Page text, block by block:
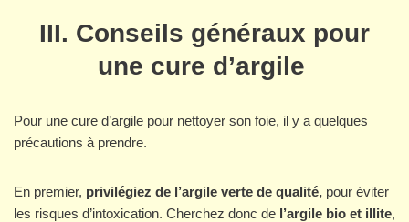
III. Conseils généraux pour
une cure d’argile
Pour une cure d’argile pour nettoyer son foie, il y a quelques
précautions à prendre.
En premier, privilégiez de l’argile verte de qualité, pour éviter
les risques d’intoxication. Cherchez donc de l’argile bio et illite,